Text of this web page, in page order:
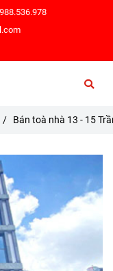
/ Bán toà nhà 13 - 15